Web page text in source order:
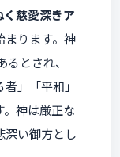
く慈愛深きア
まります。神
るとされ、
」「平和」
。神は厳正な
深い御方とし